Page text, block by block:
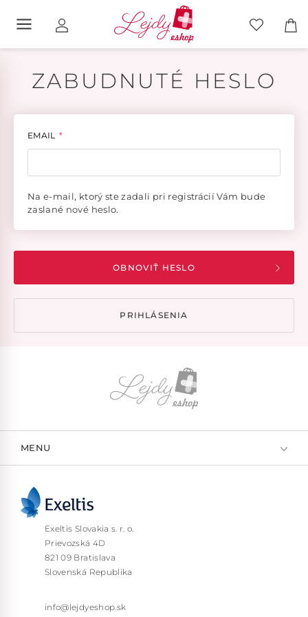
ZABUDNUTÉ HESLO
EMAIL *
Na e-mail, ktorý ste zadali pri registrácií Vám bude
zaslané nové heslo.
OBNOVIŤ HESLO
PRIHLÁSENIA
MENU
Exeltis Slovakia s. r. o.
Prievozská 4D
821 09 Bratislava
Slovenská Republika
info@lejdyeshop.sk